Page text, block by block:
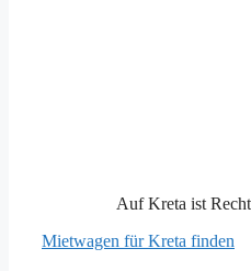
Auf Kreta ist
Mietwagen für Kreta finden